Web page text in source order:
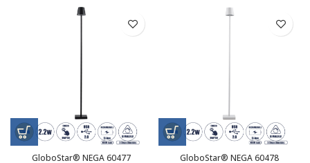
GloboStar® NEGA 60477
GloboStar® NEGA 60478